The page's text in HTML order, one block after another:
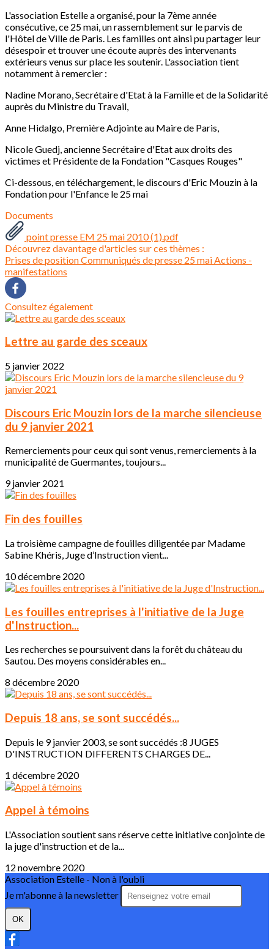
L'association Estelle a organisé, pour la 7ème année
consécutive, ce 25 mai, un rassemblement sur le parvis de
l'Hôtel de Ville de Paris. Les familles ont ainsi pu partager leur
désespoir et trouver une écoute auprès des intervenants
extérieurs venus sur place les soutenir. L'association tient
notamment à remercier :
Nadine Morano, Secrétaire d'Etat à la Famille et de la Solidarité
auprès du Ministre du Travail,
Anne Hidalgo, Première Adjointe au Maire de Paris,
Nicole Guedj, ancienne Secrétaire d'Etat aux droits des
victimes et Présidente de la Fondation "Casques Rouges"
Ci-dessous, en téléchargement, le discours d'Eric Mouzin à la
Fondation pour l'Enfance le 25 mai
Documents
point presse EM 25 mai 2010 (1).pdf
Découvrez davantage d'articles sur ces thèmes :
Prises de positionCommuniqués de presse 25 mai Actions -
manifestations
Consultez également
Lettre au garde des sceaux
5 janvier 2022
Discours Eric Mouzin lors de la marche silencieuse
du 9 janvier 2021
Remerciements pour ceux qui sont venus, remerciements à la
municipalité de Guermantes, toujours...
9 janvier 2021
Fin des fouilles
La troisième campagne de fouilles diligentée par Madame
Sabine Khéris, Juge d’Instruction vient...
10 décembre 2020
Les fouilles entreprises à l'initiative de la Juge
d'Instruction...
Les recherches se poursuivent dans la forêt du château du
Sautou. Des moyens considérables en...
8 décembre 2020
Depuis 18 ans, se sont succédés...
Depuis le 9 janvier 2003, se sont succédés :8 JUGES
D'INSTRUCTION DIFFERENTS CHARGES DE...
1 décembre 2020
Appel à témoins
L'Association soutient sans réserve cette initiative conjointe de
la juge d'instruction et de la...
12 novembre 2020
Association Estelle - Non à l'oubli
Je m'abonne à la newsletter
OK